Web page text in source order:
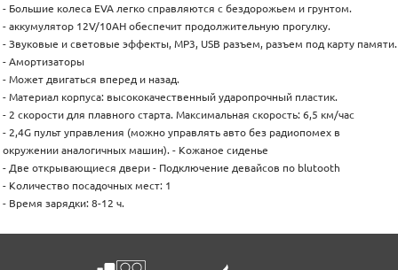
- Большие колеса EVA легко справляются с бездорожьем и грунтом.
- аккумулятор 12V/10AH обеспечит продолжительную прогулку.
- Звуковые и световые эффекты, MP3, USB разъем, разъем под карту памяти.
- Амортизаторы
- Может двигаться вперед и назад.
- Материал корпуса: высококачественный ударопрочный пластик.
- 2 скорости для плавного старта. Максимальная скорость: 6,5 км/час
- 2,4G пульт управления (можно управлять авто без радиопомех в
окружении аналогичных машин). - Кожаное сиденье
- Две открывающиеся двери - Подключение девайсов по blutooth
- Количество посадочных мест: 1
- Время зарядки: 8-12 ч.